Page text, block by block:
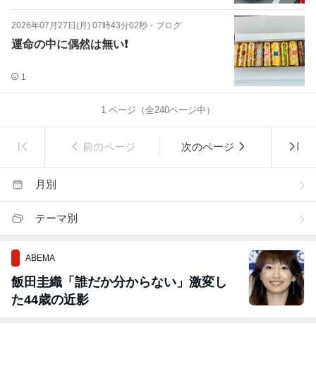
2026年07月27日(月) 07時43分02秒 ・ ブログ
運命の中に偶然は無い❗️
1
1 ページ（全240ページ中）
前のページ 次のページ
月別
テーマ別
ABEMA
飯田圭織「誰だか分からない」激変し
た44歳の近影